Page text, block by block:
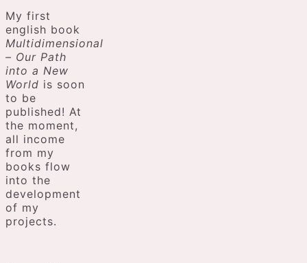
My first
english book
Multidimensional
– Our Path
into a New
World is soon
to be
published! At
the moment,
all income
from my
books flow
into the
development
of my
projects.